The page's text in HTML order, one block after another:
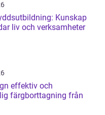
Kunskap
liv och verksamheter
och
färgborttagning från